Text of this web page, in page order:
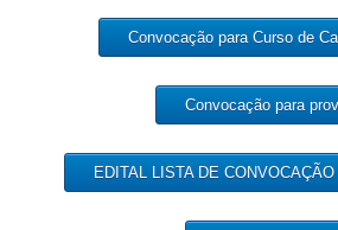
Convocação para Curso de
Convocação para
EDITAL LISTA DE